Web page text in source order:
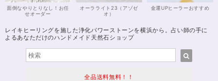
面倒なやりとりなし！お任
せオーダー
オーラライト23（アゾゼ
オ）
金運UPヒーラーおすすめ
レイキヒーリングを施した浄化パワーストーンを横浜から。占い師の手に
よるあなただけのハンドメイド天然石ショップ
全品送料無料！！